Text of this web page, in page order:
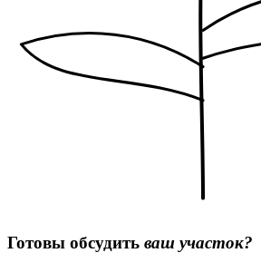
Готовы обсудить ваш участок?